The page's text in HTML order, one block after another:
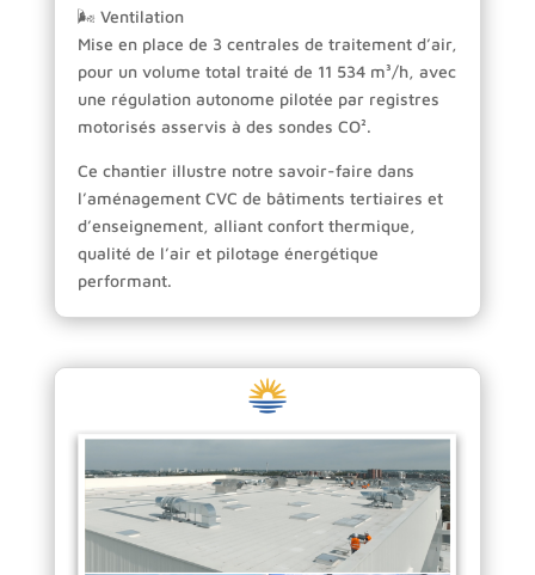
🌬️ Ventilation
Mise en place de 3 centrales de traitement d’air,
pour un volume total traité de 11 534 m³/h, avec
une régulation autonome pilotée par registres
motorisés asservis à des sondes CO².
Ce chantier illustre notre savoir-faire dans
l’aménagement CVC de bâtiments tertiaires et
d’enseignement, alliant confort thermique,
qualité de l’air et pilotage énergétique
performant.